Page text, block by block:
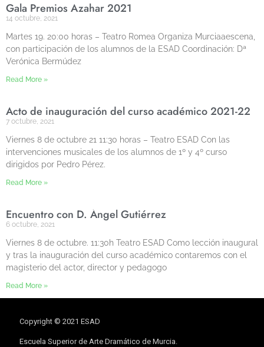
Gala Premios Azahar 2021
14 octubre, 2021
Martes 19. 20:00 horas – Teatro Romea Organiza Murciaaescena,
con participación de los alumnos de la ESAD Coordinación: Dª
Verónica Bermúdez
Read More »
Acto de inauguración del curso académico 2021-22
7 octubre, 2021
Viernes 8 de octubre 21 11:30 horas – Teatro ESAD Con las
intervenciones musicales de los alumnos de 1º y 4º curso
dirigidos por Pedro Pérez.
Read More »
Encuentro con D. Ángel Gutiérrez
6 octubre, 2021
Viernes 8 de octubre. 11:30h Teatro ESAD Como lección inaugural
y tras la inauguración del curso académico contaremos con el
magisterio del actor, director y pedagogo
Read More »
Copyright © 2021 ESAD
Escuela Superior de Arte Dramático de Murcia.